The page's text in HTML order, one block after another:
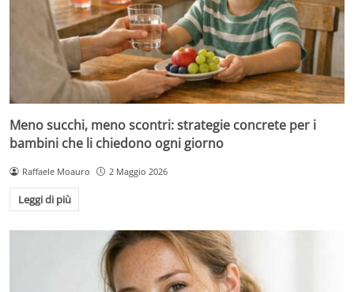
Meno succhi, meno scontri: strategie concrete per i
bambini che li chiedono ogni giorno
Raffaele Moauro 2 Maggio 2026
Leggi di più